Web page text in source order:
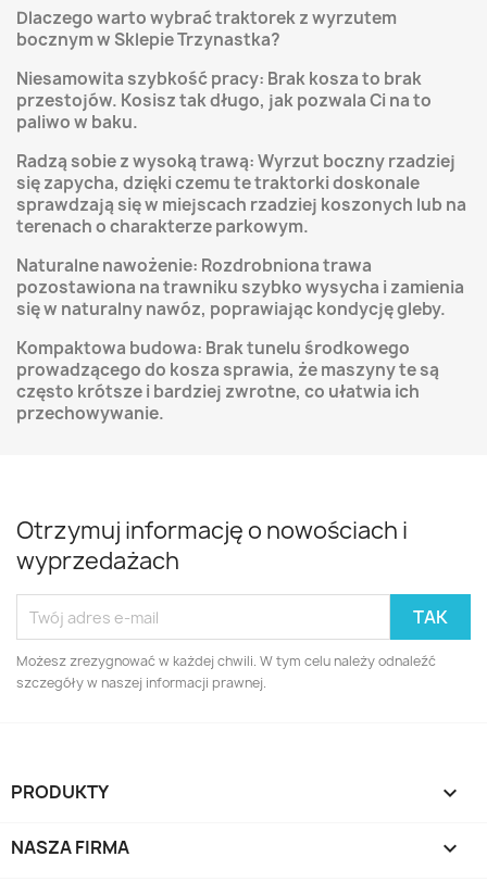
Dlaczego warto wybrać traktorek z wyrzutem
bocznym w Sklepie Trzynastka?
Niesamowita szybkość pracy: Brak kosza to brak
przestojów. Kosisz tak długo, jak pozwala Ci na to
paliwo w baku.
Radzą sobie z wysoką trawą: Wyrzut boczny rzadziej
się zapycha, dzięki czemu te traktorki doskonale
sprawdzają się w miejscach rzadziej koszonych lub na
terenach o charakterze parkowym.
Naturalne nawożenie: Rozdrobniona trawa
pozostawiona na trawniku szybko wysycha i zamienia
się w naturalny nawóz, poprawiając kondycję gleby.
Kompaktowa budowa: Brak tunelu środkowego
prowadzącego do kosza sprawia, że maszyny te są
często krótsze i bardziej zwrotne, co ułatwia ich
przechowywanie.
Otrzymuj informację o nowościach i
wyprzedażach
Możesz zrezygnować w każdej chwili. W tym celu należy odnaleźć
szczegóły w naszej informacji prawnej.
PRODUKTY 
NASZA FIRMA 